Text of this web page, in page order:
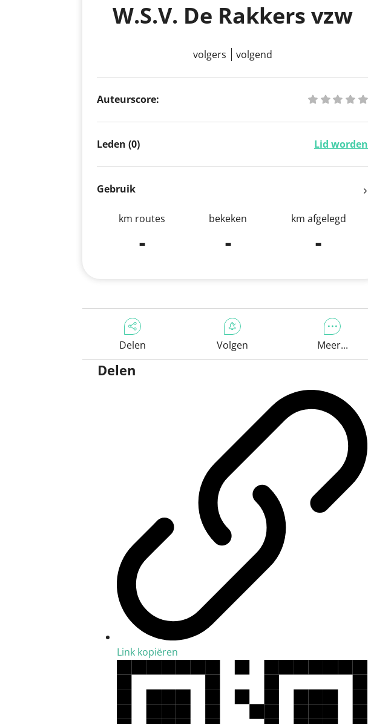
W.S.V. De Rakkers vzw
volgers volgend
Auteurscore:
Leden (0) Lid worden
Gebruik
km routes
-
bekeken
-
km afgelegd
-
Delen Volgen Meer...
Delen
Link kopiëren